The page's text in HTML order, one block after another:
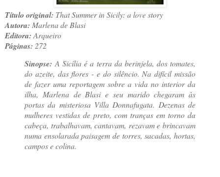
Título original: That Summer in Sicily: a love story
Autora: Marlena de Blasi
Editora:Arqueiro
Páginas: 272
Sinopse: A Sicília é a terra da berinjela, dos tomates,
do azeite, das flores - e do silêncio. Na difícil missão
de fazer uma reportagem sobre a vida no interior da
ilha, Marlena de Blasi e seu marido chegaram às
portas da misteriosa Villa Donnafugata. Dezenas de
mulheres vestidas de preto, com tranças em torno da
cabeça, trabalhavam, cantavam, rezavam e brincavam
numa ensolarada paisagem de torres, sacadas, hortas,
campos e colina.